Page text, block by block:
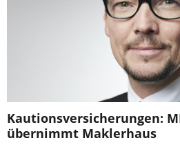
Kautionsversicherungen:
übernimmt Maklerhaus